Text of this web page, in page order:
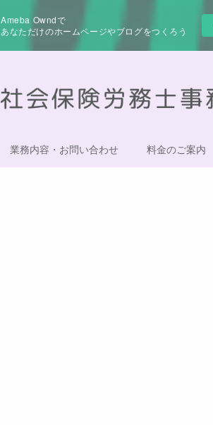
Ameba Owndで
あなただけのホームページやブログをつくろう
業務内容・お問い合わせ 料金のご案内